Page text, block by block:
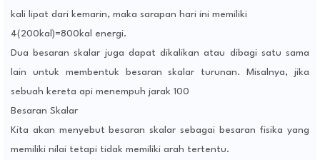
kali lipat dari kemarin, maka sarapan hari ini memiliki
4(200kal)=800kal energi.
Dua besaran skalar juga dapat dikalikan atau dibagi satu sama
lain untuk membentuk besaran skalar turunan. Misalnya, jika
sebuah kereta api menempuh jarak 100
Besaran Skalar
Kita akan menyebut besaran skalar sebagai besaran fisika yang
memiliki nilai tetapi tidak memiliki arah tertentu.